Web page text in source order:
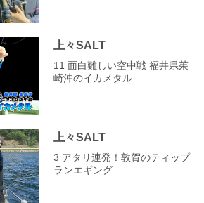
上々SALT
11 面白難しい空中戦 福井県茱
崎沖のイカメタル
上々SALT
3 アタリ連発！敦賀のティップ
ランエギング